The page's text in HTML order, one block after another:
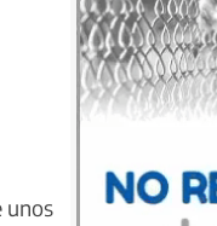
unos